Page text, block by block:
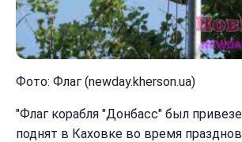
Фото: Флаг (newday.kherson.ua)
"Флаг корабля "Донбасс" был
поднят в Каховке во время